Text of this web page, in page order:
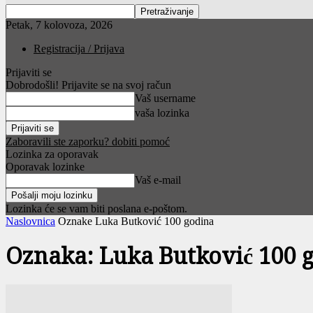
Petak, 7 kolovoza, 2026
Registracija / Prijava
Prijaviti se
Dobrodošli! Prijavite se na svoj račun
Vaš username
vaša lozinka
Zaboravili ste zaporku? dobiti pomoć
Lozinka za oporavak
Oporavak lozinke
Vaš e-mail
Lozinka će se vam biti poslana e-poštom.
Naslovnica Oznake Luka Butković 100 godina
Oznaka: Luka Butković 100